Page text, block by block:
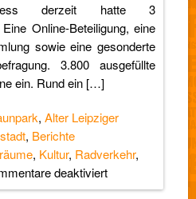
derzeit hatte 3
Online-Beteiligung, eine
sowie eine gesonderte
3.800 ausgefüllte
ein. Rund ein […]
, Alter Leipziger
, Berichte
, Kultur, Radverkehr,
deaktiviertfür
SBR-